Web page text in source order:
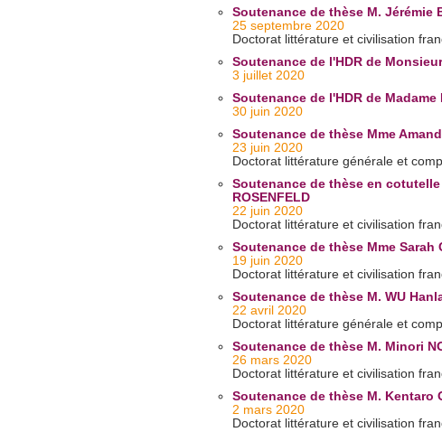
Soutenance de thèse M. Jérémie
25 septembre 2020
Doctorat littérature et civilisation
Soutenance de l'HDR de
3 juillet 2020
Soutenance de l'HDR de Madame
30 juin 2020
Soutenance de thèse Mme
23 juin 2020
Doctorat littérature générale et
Soutenance de thèse en
ROSENFELD
22 juin 2020
Doctorat littérature et civilisation
Soutenance de thèse Mme Sarah
19 juin 2020
Doctorat littérature et civilisation
Soutenance de thèse M. WU
22 avril 2020
Doctorat littérature générale et
Soutenance de thèse M. Minori
26 mars 2020
Doctorat littérature et civilisation
Soutenance de thèse M. Kentaro
2 mars 2020
Doctorat littérature et civilisation